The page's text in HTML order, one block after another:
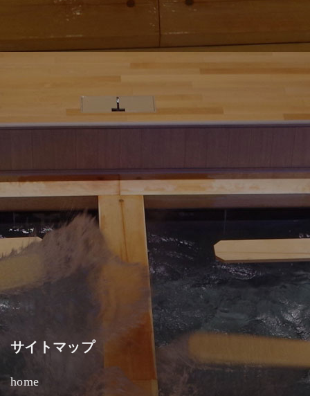
サイトマップ
home